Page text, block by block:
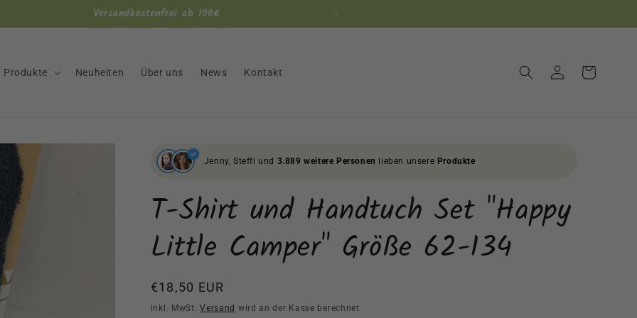
Versandkostenfrei ab 100€
Produkte Neuheiten Über uns News Kontakt EinloggenWarenkorb
Jenny, Steffi und 3.889 weitere Personen lieben unsere Produkte
T-Shirt und Handtuch Set "Happy
Little Camper" Größe 62-134
Normaler
Preis
€18,50 EUR
inkl. MwSt.Versand wird an der Kasse berechnet